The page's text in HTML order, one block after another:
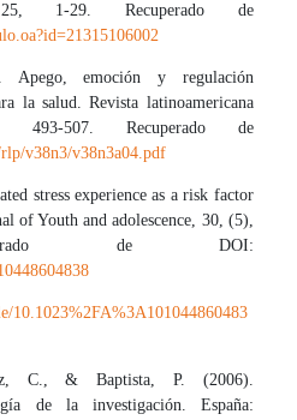
1-29. Recuperado de
Apego, emoción y regulación
la salud. Revista latinoamericana
493-507. Recuperado de
v38n3/v38n3a04.pdf
stress experience as a risk factor
of Youth and adolescence, 30, (5),
de DOI:
10.1023%2FA%3A101044860483
C., & Baptista, P. (2006).
de la investigación. España: